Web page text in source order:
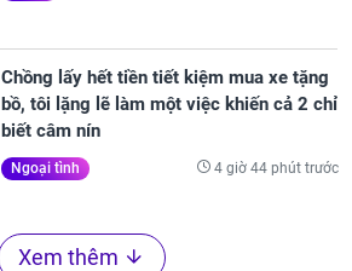
Chồng lấy hết tiền tiết kiệm mua xe tặng
bồ, tôi lặng lẽ làm một việc khiến cả 2 chỉ
biết câm nín
Ngoại tình 4 giờ 44 phút trước
Xem thêm